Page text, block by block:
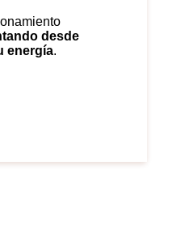
desde
energía.